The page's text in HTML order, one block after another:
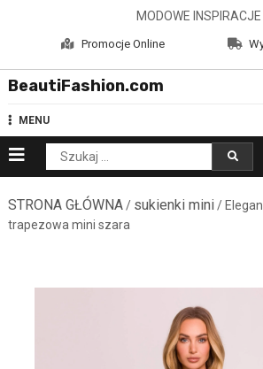
MODOWE INSPIRACJE
Promocje Online
BeautiFashion.com
MENU
Szukaj:
STRONA GŁÓWNA/ sukienki mini/
trapezowa mini szara